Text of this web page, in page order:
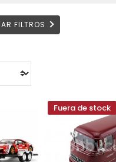
Fuera de stock